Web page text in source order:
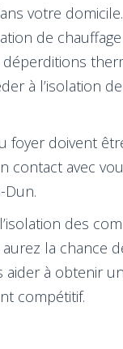
votre
de
à l’isolation
foyer doivent
contact avec
Dun.
des
la chance
à obtenir
compétitif.